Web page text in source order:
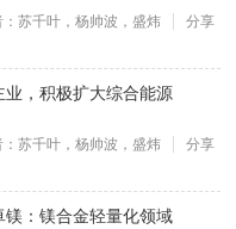
：苏千叶，杨帅波，盛炜
分享
，积极扩大综合能源
：苏千叶，杨帅波，盛炜
分享
：镁合金轻量化领域